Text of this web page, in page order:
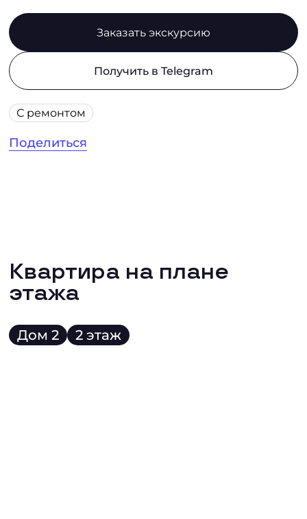
Заказать экскурсию
Получить в Telegram
С ремонтом
Поделиться
Квартира на плане
этажа
Дом 2 2 этаж